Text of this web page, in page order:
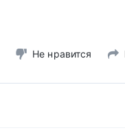
Не нравится